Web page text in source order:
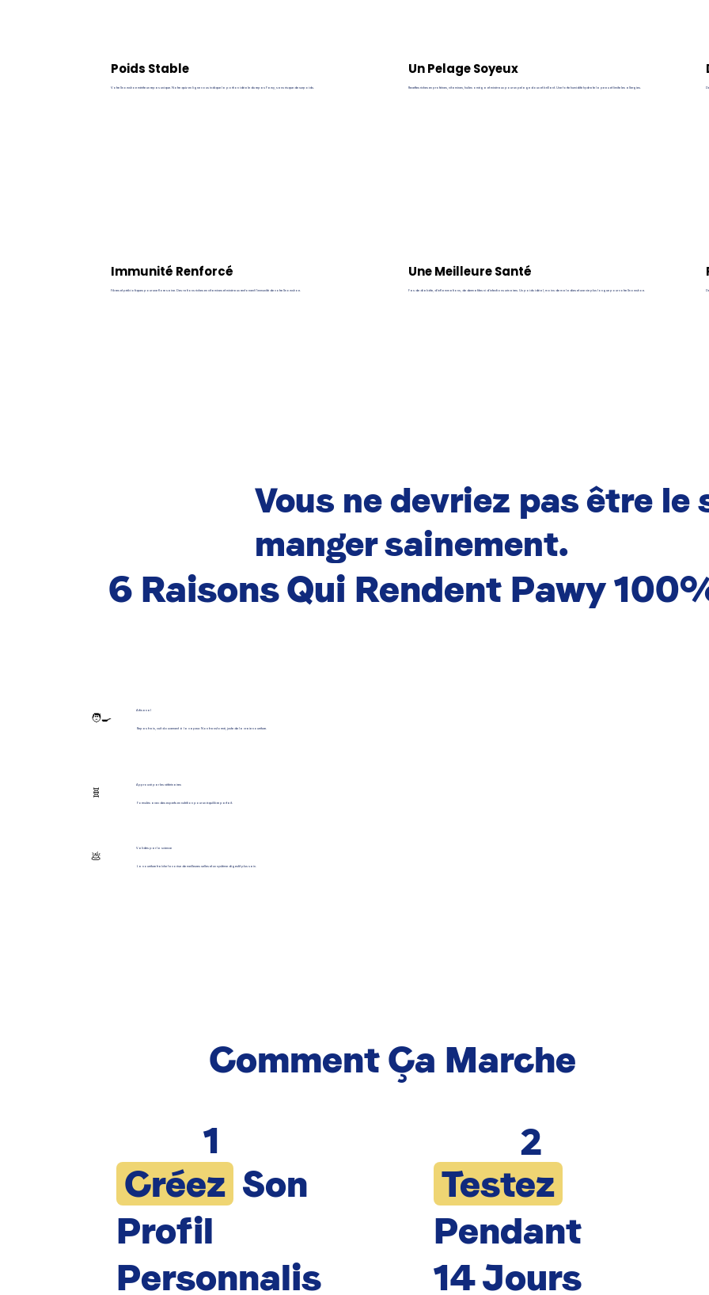
Poids Stable
Votre Snowshoe mérite un repas unique. Notre quiz en ligne vous indique la portion idéale du repas Pawy, sans risque de surpoids.
Un Pelage Soyeux
Recettes riches en protéines, vitamines, huiles oméga et minéraux pour un pelage doux et brillant. Une forte humidité hydrate la peau et limite les allergies.
Immunité Renforcé
Fibres et prébiotiques pour une flore saine. Des rations riches en vitamines et minéraux renforcent l’immunité de votre Snowshoe.
Une Meilleure Santé
Pas de diabète, d’inflammations, de dermatites ni d’infections urinaires. Un poids idéal, moins de maladies et une vie plus longue pour votre Snowshoe.
Vous ne devriez pas être le
manger sainement.
6 Raisons Qui Rendent Pawy
🧑‍🍳
Artisanal
Repas frais, cuit doucement à la vapeur. Non transformé, juste de la vraie nourriture.
🧬
Formulés avec des experts en nutrition pour un équilibre parfait.
Approuvé par les vétérinaires
💩
Validés par la science
La nourriture fraîche favorise de meilleures selles et un système digestif plus sain.
Comment Ça Marche
1
Créez Son
Profil
Personnalis
Testez
Pendant
14 Jours
2